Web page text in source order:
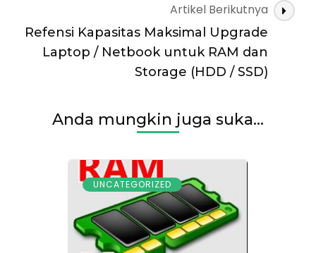
Artikel Berikutnya
Refensi Kapasitas Maksimal Upgrade
Laptop / Netbook untuk RAM dan
Storage (HDD / SSD)
Anda mungkin juga suka...
UNCATEGORIZED